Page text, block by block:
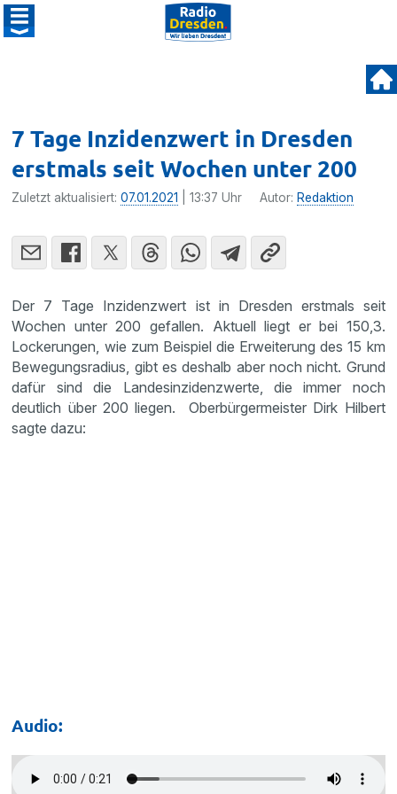
7 Tage Inzidenzwert in Dresden
erstmals seit Wochen unter 200
Zuletzt aktualisiert:07.01.2021 | 13:37 Uhr Autor: Redaktion
Der 7 Tage Inzidenzwert ist in Dresden erstmals seit
Wochen unter 200 gefallen. Aktuell liegt er bei 150,3.
Lockerungen, wie zum Beispiel die Erweiterung des 15 km
Bewegungsradius, gibt es deshalb aber noch nicht. Grund
dafür sind die Landesinzidenzwerte, die immer noch
deutlich über 200 liegen. Oberbürgermeister Dirk Hilbert
sagte dazu:
Audio: